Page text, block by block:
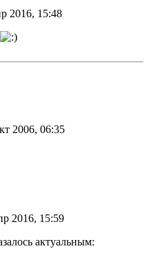
2016, 15:48
2006, 06:35
2016, 15:59
актуальным: